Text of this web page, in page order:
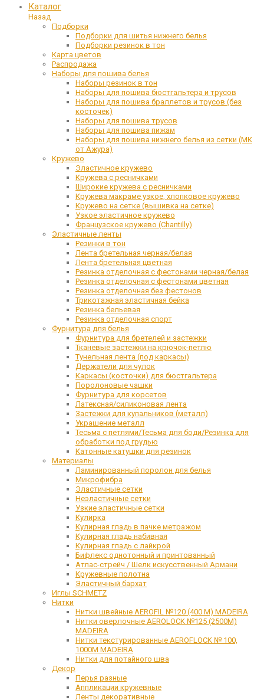
Каталог
Назад
Подборки
Подборки для шитья нижнего белья
Подборки резинок в тон
Карта цветов
Распродажа
Наборы для пошива белья
Наборы резинок в тон
Наборы для пошива бюстгальтера и трусов
Наборы для пошива браллетов и трусов (без
косточек)
Наборы для пошива трусов
Наборы для пошива пижам
Наборы для пошива нижнего белья из сетки (МК
от Ажура)
Кружево
Эластичное кружево
Кружева с ресничками
Широкие кружева с ресничками
Кружева макраме узкое, хлопковое кружево
Кружево на сетке (вышивка на сетке)
Узкое эластичное кружево
Французское кружево (Chantilly)
Эластичные ленты
Резинки в тон
Лента бретельная черная/белая
Лента бретельная цветная
Резинка отделочная с фестонами черная/белая
Резинка отделочная с фестонами цветная
Резинка отделочная без фестонов
Трикотажная эластичная бейка
Резинка бельевая
Резинка отделочная спорт
Фурнитура для белья
Фурнитура для бретелей и застежки
Тканевые застежки на крючок-петлю
Тунельная лента (под каркасы)
Держатели для чулок
Каркасы (косточки) для бюстгальтера
Поролоновые чашки
Фурнитура для корсетов
Латексная/силиконовая лента
Застежки для купальников (металл)
Украшение металл
Тесьма с петлями/Тесьма для боди/Резинка для
обработки под грудью
Катонные катушки для резинок
Материалы
Ламинированный поролон для белья
Микрофибра
Эластичные сетки
Неэластичные сетки
Узкие эластичные сетки
Кулирка
Кулирная гладь в пачке метражом
Кулирная гладь набивная
Кулирная гладь с лайкрой
Бифлекс однотонный и принтованный
Атлас-стрейч / Шелк искусственный Армани
Кружевные полотна
Эластичный бархат
Иглы SCHMETZ
Нитки
Нитки швейные AEROFIL №120 (400 М) MADEIRA
Нитки оверлочные AEROLOCK №125 (2500М)
MADEIRA
Нитки текстурированные AEROFLOCK № 100,
1000М MADEIRA
Нитки для потайного шва
Декор
Перья разные
Аппликации кружевные
Ленты декоративные